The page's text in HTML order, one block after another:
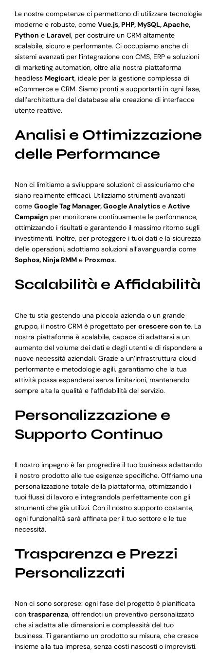
Le nostre competenze ci permettono di utilizzare tecnologie
moderne e robuste, come Vue.js, PHP, MySQL, Apache,
Python e Laravel, per costruire un CRM altamente
scalabile, sicuro e performante. Ci occupiamo anche di
sistemi avanzati per l’integrazione con CMS, ERP e soluzioni
di marketing automation, oltre alla nostra piattaforma
headless Megicart, ideale per la gestione complessa di
eCommerce e CRM. Siamo pronti a supportarti in ogni fase,
dall’architettura del database alla creazione di interfacce
utente reattive.
Analisi e Ottimizzazione
delle Performance
Non ci limitiamo a sviluppare soluzioni: ci assicuriamo che
siano realmente efficaci. Utilizziamo strumenti avanzati
come Google Tag Manager, Google Analyticse Active
Campaign per monitorare continuamente le performance,
ottimizzando i risultati e garantendo il massimo ritorno sugli
investimenti. Inoltre, per proteggere i tuoi dati e la sicurezza
delle operazioni, adottiamo soluzioni all’avanguardia come
Sophos, Ninja RMMe Proxmox.
Scalabilità e Affidabilità
Che tu stia gestendo una piccola azienda o un grande
gruppo, il nostro CRM è progettato per crescere con te. La
nostra piattaforma è scalabile, capace di adattarsi a un
aumento del volume dei dati e degli utenti e di rispondere a
nuove necessità aziendali. Grazie a un’infrastruttura cloud
performante e metodologie agili, garantiamo che la tua
attività possa espandersi senza limitazioni, mantenendo
sempre alta la qualità e l’affidabilità del servizio.
Personalizzazione e
Supporto Continuo
Il nostro impegno è far progredire il tuo business adattando
il nostro prodotto alle tue esigenze specifiche. Offriamo una
personalizzazione totale della piattaforma, ottimizzando i
tuoi flussi di lavoro e integrandola perfettamente con gli
strumenti che già utilizzi. Con il nostro supporto costante,
ogni funzionalità sarà affinata per il tuo settore e le tue
necessità.
Trasparenza e Prezzi
Personalizzati
Non ci sono sorprese: ogni fase del progetto è pianificata
con trasparenza, offrendoti un preventivo personalizzato
che si adatta alle dimensioni e complessità del tuo
business. Ti garantiamo un prodotto su misura, che cresce
insieme alla tua impresa, senza costi nascosti o imprevisti.